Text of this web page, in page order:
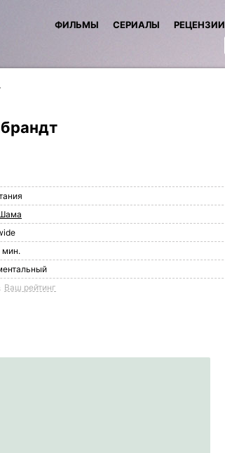
ФИЛЬМЫ СЕРИАЛЫ РЕЦЕНЗИИ
мин.
Ваш рейтинг